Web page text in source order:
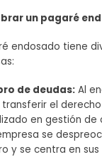
un pagaré
endosado tiene
de deudas: Al
el
en gestión de
se
y se centra en